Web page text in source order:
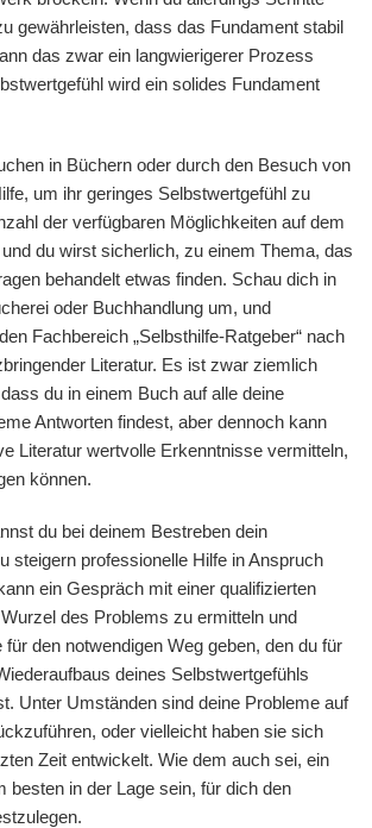
gewährleisten, dass das Fundament stabil
das zwar ein langwierigerer Prozess
wird ein solides Fundament
in Büchern oder durch den Besuch von
um ihr geringes Selbstwertgefühl zu
der verfügbaren Möglichkeiten auf dem
du wirst sicherlich, zu einem Thema, das
behandelt etwas finden. Schau dich in
oder Buchhandlung um, und
Fachbereich „Selbsthilfe-Ratgeber“ nach
Literatur. Es ist zwar ziemlich
du in einem Buch auf alle deine
Antworten findest, aber dennoch kann
Literatur wertvolle Erkenntnisse vermitteln,
können.
du bei deinem Bestreben dein
steigern professionelle Hilfe in Anspruch
ein Gespräch mit einer qualifizierten
des Problems zu ermitteln und
den notwendigen Weg geben, den du für
deines Selbstwertgefühls
Unter Umständen sind deine Probleme auf
oder vielleicht haben sie sich
Zeit entwickelt. Wie dem auch sei, ein
besten in der Lage sein, für dich den